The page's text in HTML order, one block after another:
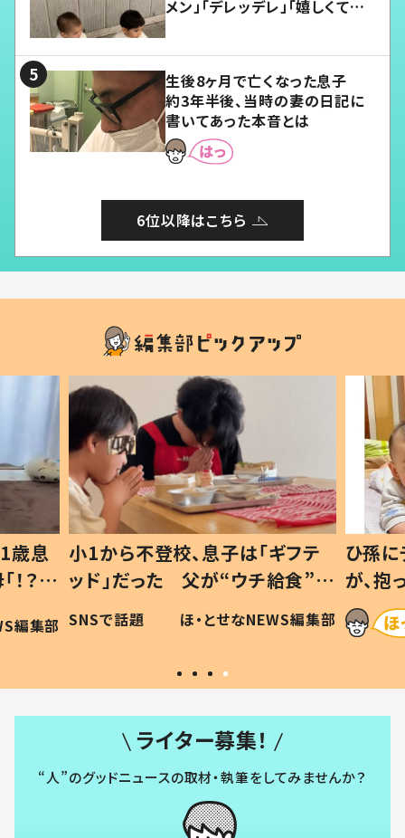
メン」「デレッデレ」「嬉しくて可
生後8ヶ月で亡くなった息子
約3年半後、当時の妻の日記に
書いてあった本音とは
6位以降はこちら
歳息
？」
編集部
小1から不登校、息子は「ギフテ
ッド」だった 父が“ウチ給食”を
作り続ける理由とは #令和の親
#令和の子
SNSで話題 ほ・とせなNEWS編集部
ひ孫
が、
「涙が
い」
ライター募集！
“人”のグッドニュースの取材・執筆をしてみませんか？